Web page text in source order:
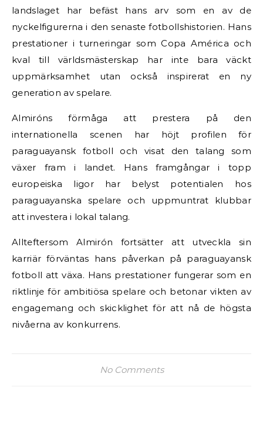
landslaget har befäst hans arv som en av de
nyckelfigurerna i den senaste fotbollshistorien. Hans
prestationer i turneringar som Copa América och
kval till världsmästerskap har inte bara väckt
uppmärksamhet utan också inspirerat en ny
generation av spelare.
Almiróns förmåga att prestera på den
internationella scenen har höjt profilen för
paraguayansk fotboll och visat den talang som
växer fram i landet. Hans framgångar i topp
europeiska ligor har belyst potentialen hos
paraguayanska spelare och uppmuntrat klubbar
att investera i lokal talang.
Allteftersom Almirón fortsätter att utveckla sin
karriär förväntas hans påverkan på paraguayansk
fotboll att växa. Hans prestationer fungerar som en
riktlinje för ambitiösa spelare och betonar vikten av
engagemang och skicklighet för att nå de högsta
nivåerna av konkurrens.
No Comments